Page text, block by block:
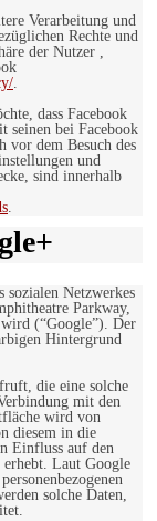
Verarbeitung und
Rechte und
der Nutzer ,
.
dass Facebook
seinen bei Facebook
vor dem Besuch des
und
sind innerhalb
.
sozialen Netzwerkes
Parkway,
(“Google”). Der
Hintergrund
die eine solche
mit den
wird von
diesem in die
Einfluss auf den
Laut Google
solche Daten,